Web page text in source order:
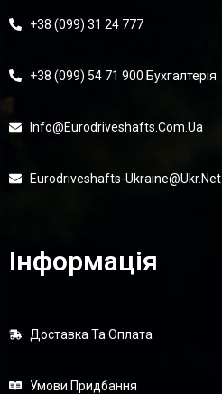
+38 (099) 31 24 777
+38 (099) 54 71 900 Бухгалтерія
Info@eurodriveshafts.com.ua
Eurodriveshafts-Ukraine@ukr.net
Інформація
Доставка Та Оплата
Умови Придбання